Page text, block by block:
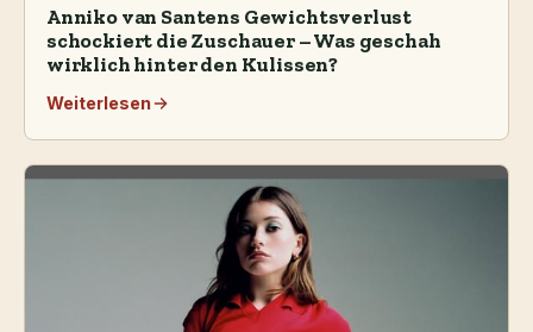
Anniko van Santens Gewichtsverlust
schockiert die Zuschauer – Was geschah
wirklich hinter den Kulissen?
Weiterlesen